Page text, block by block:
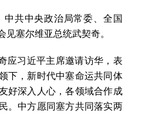
中共中央政治局常委、全国
见塞尔维亚总统武契奇。
应习近平主席邀请访华，表
下，新时代中塞命运共同体
好深入人心，各领域合作成
。中方愿同塞方共同落实两